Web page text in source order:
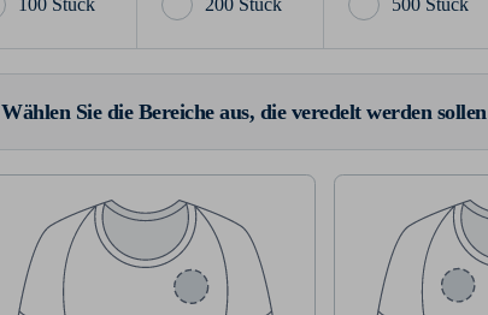
100 Stück 200 Stück 500 Stück
Wählen Sie die Bereiche aus, die veredelt werden sollen